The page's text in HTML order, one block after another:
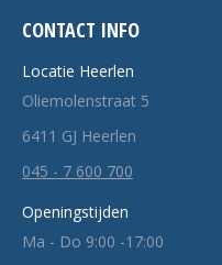
CONTACT INFO
Locatie Heerlen
Oliemolenstraat 5
6411 GJ Heerlen
045 - 7 600 700
Openingstijden
Ma - Do 9:00 -17:00